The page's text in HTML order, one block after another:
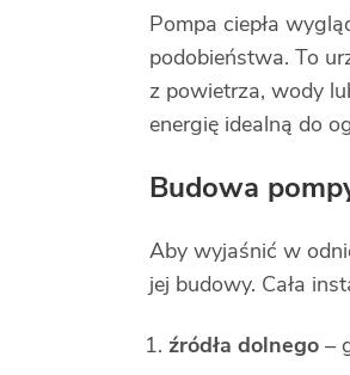
Pompa ciepła
podobieństwa. To
z powietrza, wody
energię idealną do
Budowa
Aby wyjaśnić w
jej budowy. Cała
źródła dolnego –